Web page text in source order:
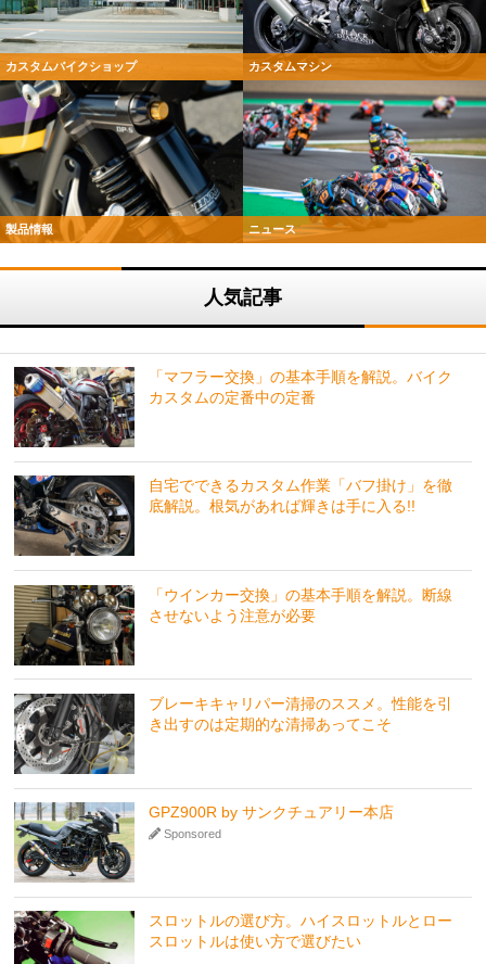
カスタムバイクショップ カスタムマシン
製品情報 ニュース
人気記事
「マフラー交換」の基本手順を解説。バイク
カスタムの定番中の定番
自宅でできるカスタム作業「バフ掛け」を徹
底解説。根気があれば輝きは手に入る!!
「ウインカー交換」の基本手順を解説。断線
させないよう注意が必要
ブレーキキャリパー清掃のススメ。性能を引
き出すのは定期的な清掃あってこそ
GPZ900R by サンクチュアリー本店
Sponsored
スロットルの選び方。ハイスロットルとロー
スロットルは使い方で選びたい